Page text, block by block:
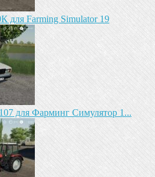
для Farming Simulator 19
для Фарминг Симулятор 1...